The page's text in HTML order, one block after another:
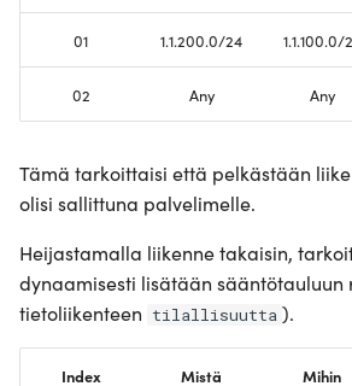
01 1.1.200.0/24 1.1.100.0/
02 Any Any
Tämä tarkoittaisi että pelkästään
olisi sallittuna palvelimelle.
Heijastamalla liikenne takaisin,
dynaamisesti lisätään sääntötauluun
tietoliikenteen tilallisuutta ).
Index Mistä Mihin